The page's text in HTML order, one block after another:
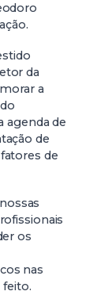
da
a
agenda de
de
de
os
nas
feito.